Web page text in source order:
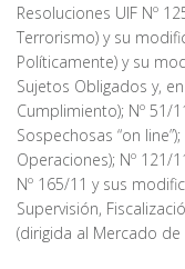
Resoluciones UIF Nº
Terrorismo) y su
Políticamente) y su
Sujetos Obligados y,
Cumplimiento); Nº 51/
Sospechosas “on
Operaciones); Nº 121/
Nº 165/11 y sus
Supervisión,
(dirigida al Mercado de